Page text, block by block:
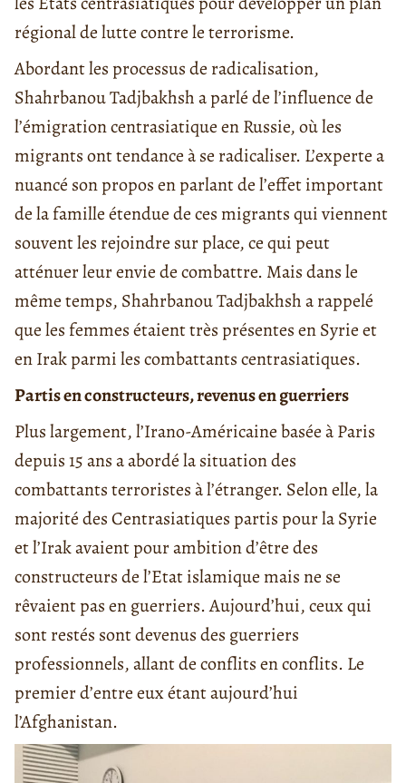
régional de lutte contre le terrorisme.
Abordant les processus de radicalisation,
Shahrbanou Tadjbakhsh a parlé de l’influence de
l’émigration centrasiatique en Russie, où les
migrants ont tendance à se radicaliser. L’experte a
nuancé son propos en parlant de l’effet important
de la famille étendue de ces migrants qui viennent
souvent les rejoindre sur place, ce qui peut
atténuer leur envie de combattre. Mais dans le
même temps, Shahrbanou Tadjbakhsh a rappelé
que les femmes étaient très présentes en Syrie et
en Irak parmi les combattants centrasiatiques.
Partis en constructeurs, revenus en guerriers
Plus largement, l’Irano-Américaine basée à Paris
depuis 15 ans a abordé la situation des
combattants terroristes à l’étranger. Selon elle, la
majorité des Centrasiatiques partis pour la Syrie
et l’Irak avaient pour ambition d’être des
constructeurs de l’Etat islamique mais ne se
rêvaient pas en guerriers. Aujourd’hui, ceux qui
sont restés sont devenus des guerriers
professionnels, allant de conflits en conflits. Le
premier d’entre eux étant aujourd’hui
l’Afghanistan.